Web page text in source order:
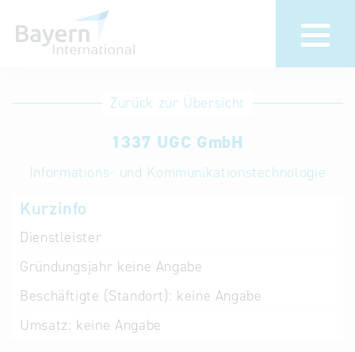
Anmeldung
Unternehmen
anmelden
Eintrag
löschen
Aktualisieren
Bavaria“
Datenbank
Zurück zur Übersicht
1337 UGC GmbH
Informations- und Kommunikationstechnologie
Kurzinfo
Dienstleister
Gründungsjahr keine Angabe
Beschäftigte (Standort): keine Angabe
Umsatz: keine Angabe